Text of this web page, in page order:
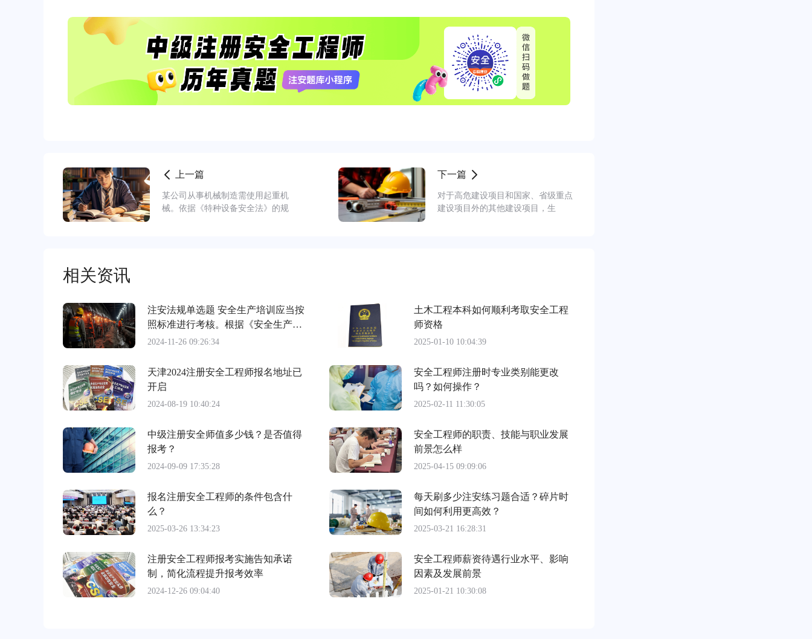
上一篇
某公司从事机械制造需使用起重机
械。依据《特种设备安全法》的规
下一篇
对于高危建设项目和国家、省级重点
建设项目外的其他建设项目，生
相关资讯
注安法规单选题 安全生产培训应当按
照标准进行考核。根据《安全生产培
训管理办法》，关
2024-11-26 09:26:34
天津2024注册安全工程师报名地址已
开启
2024-08-19 10:40:24
中级注册安全师值多少钱？是否值得
报考？
2024-09-09 17:35:28
报名注册安全工程师的条件包含什
么？
2025-03-26 13:34:23
注册安全工程师报考实施告知承诺
制，简化流程提升报考效率
2024-12-26 09:04:40
土木工程本科如何顺利考取安全工程
师资格
2025-01-10 10:04:39
安全工程师注册时专业类别能更改
吗？如何操作？
2025-02-11 11:30:05
安全工程师的职责、技能与职业发展
前景怎么样
2025-04-15 09:09:06
每天刷多少注安练习题合适？碎片时
间如何利用更高效？
2025-03-21 16:28:31
安全工程师薪资待遇行业水平、影响
因素及发展前景
2025-01-21 10:30:08